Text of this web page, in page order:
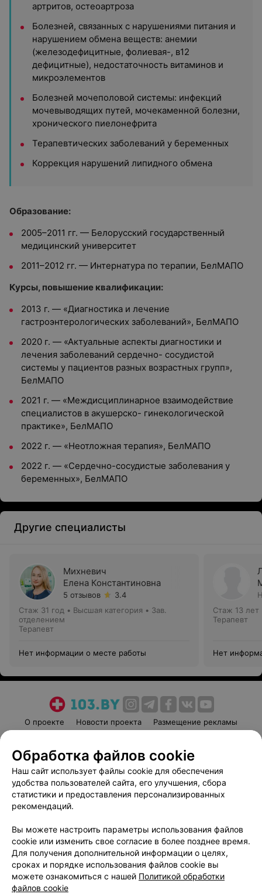
артритов, остеоартроза
Болезней, связанных с нарушениями питания и
нарушением обмена веществ: анемии
(железодефицитные, фолиевая-, в12
дефицитные), недостаточность витаминов и
микроэлементов
Болезней мочеполовой системы: инфекций
мочевыводящих путей, мочекаменной болезни,
хронического пиелонефрита
Терапевтических заболеваний у беременных
Коррекция нарушений липидного обмена
Образование:
2005–2011 гг. — Белорусский государственный
медицинский университет
2011–2012 гг. — Интернатура по терапии, БелМАПО
Курсы, повышение квалификации:
2013 г. — «Диагностика и лечение
гастроэнтерологических заболеваний», БелМАПО
2020 г. — «Актуальные аспекты диагностики и
лечения заболеваний сердечно- сосудистой
системы у пациентов разных возрастных групп»,
БелМАПО
2021 г. — «Междисциплинарное взаимодействие
специалистов в акушерско- гинекологической
практике», БелМАПО
2022 г. — «Неотложная терапия», БелМАПО
2022 г. — «Сердечно-сосудистые заболевания у
беременных», БелМАПО
Другие специалисты
Михневич
Елена Константиновна
5 отзывов
3.4
Стаж 31 год • Высшая категория • Зав.
отделением
Терапевт
Нет информации о месте работы
Стаж 13 лет
Терапевт
Нет
О проекте Новости проекта
Размещение рекламы
Пользовательское соглашение
Способы оплаты
Вакансии
Партнеры
Написать руководителю 103.by
Обработка персональных данных
Обработка файлов cookie
Наш сайт использует файлы cookie для обеспечения
удобства пользователей сайта, его улучшения, сбора
статистики и предоставления персонализированных
рекомендаций.
Вы можете настроить параметры использования файлов
cookie или изменить свое согласие в более позднее время.
Для получения дополнительной информации о целях,
сроках и порядке использования файлов cookie вы
можете ознакомиться с нашей Политикой обработки
файлов cookie